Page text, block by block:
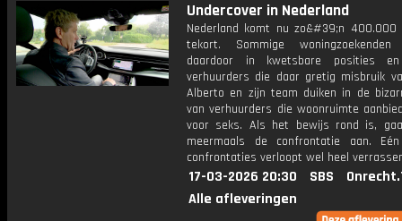
Undercover in Nederland
Nederland komt nu zo&#39;n 400.000
tekort. Sommige woningzoekenden
daardoor in kwetsbare posities
verhuurders die daar gretig misbruik
Alberto en zijn team duiken in de
van verhuurders die woonruimte
voor seks. Als het bewijs rond is,
meermaals de confrontatie aan.
confrontaties verloopt wel heel
17-03-2026 20:30 SBS
Alle afleveringen